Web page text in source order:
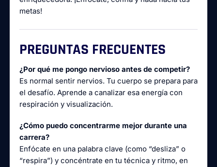
metas!
PREGUNTAS FRECUENTES
¿Por qué me pongo nervioso antes de competir?
Es normal sentir nervios. Tu cuerpo se prepara para
el desafío. Aprende a canalizar esa energía con
respiración y visualización.
¿Cómo puedo concentrarme mejor durante una
carrera?
Enfócate en una palabra clave (como “desliza” o
“respira”) y concéntrate en tu técnica y ritmo, en